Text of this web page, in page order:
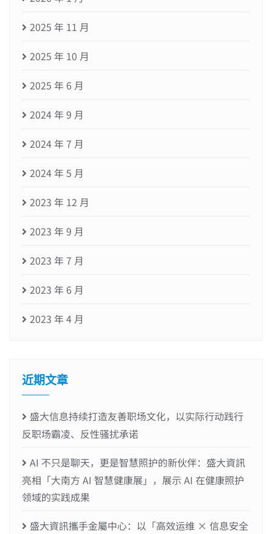
2025 年 11 月
2025 年 10 月
2025 年 6 月
2024 年 9 月
2024 年 7 月
2024 年 5 月
2023 年 12 月
2023 年 9 月
2023 年 7 月
2023 年 6 月
2023 年 4 月
近期文章
盛大信息持续打造友善职场文化，以实际行动践行
反职场霸凌、反性骚扰承诺
AI 不只是聊天，更是智慧照护的新伙伴：盛大資訊
亮相「大南方 AI 智慧健康展」，展示 AI 在健康照护
领域的实践成果
盛大資訊攜手金屬中心：以「高效运维 × 信息安全